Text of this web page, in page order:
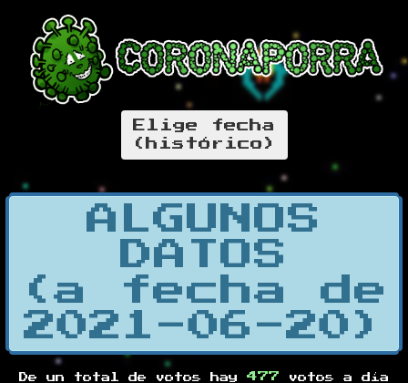
Elige fecha
(histórico)
ALGUNOS
DATOS
(a fecha de
2021-06-20)
De un total de votos hay 477 votos a día